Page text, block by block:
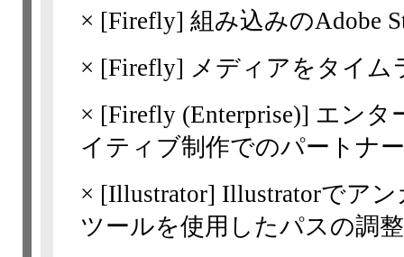
× [Firefly] 組み込みのAdobe
× [Firefly] メディアをタイム
× [Firefly (Enterprise)] エン
イティブ制作でのパートナ
× [Illustrator] Illustratorでア
ツールを使用したパスの調整